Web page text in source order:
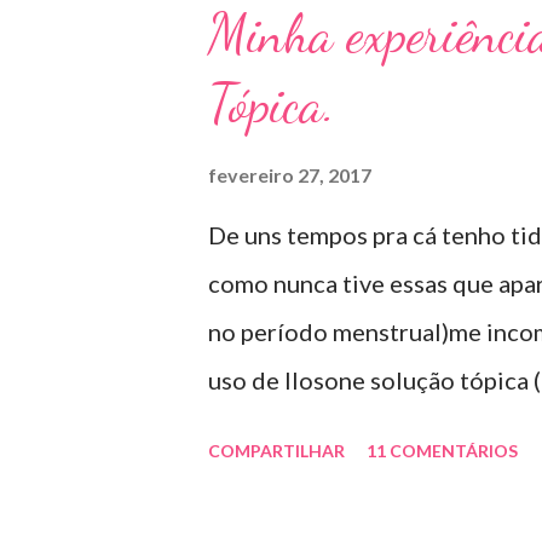
feito com esmaltes
receitados pelo
06 meses a um ano. Para
óleo de cravo duas vezes ao
sapato fechado e apertado .
agente antifúngico sintético
Minha
Tópica.
fevereiro 27, 2017
De uns tempos pra cá tenho
como nunca tive essas que
no período menstrual)me
uso de Ilosone solução tópica
COMPARTILHAR 11 COMENTÁRIOS